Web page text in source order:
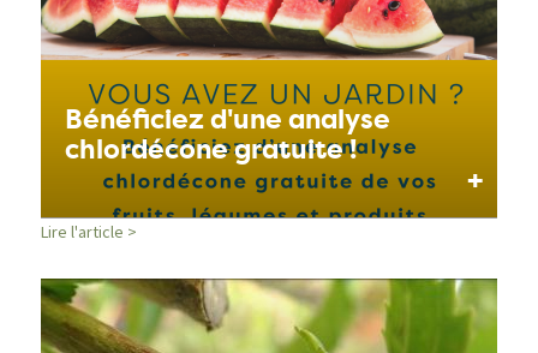
Bénéficiez d'une analyse
chlordécone gratuite !
+
Lire l'article >